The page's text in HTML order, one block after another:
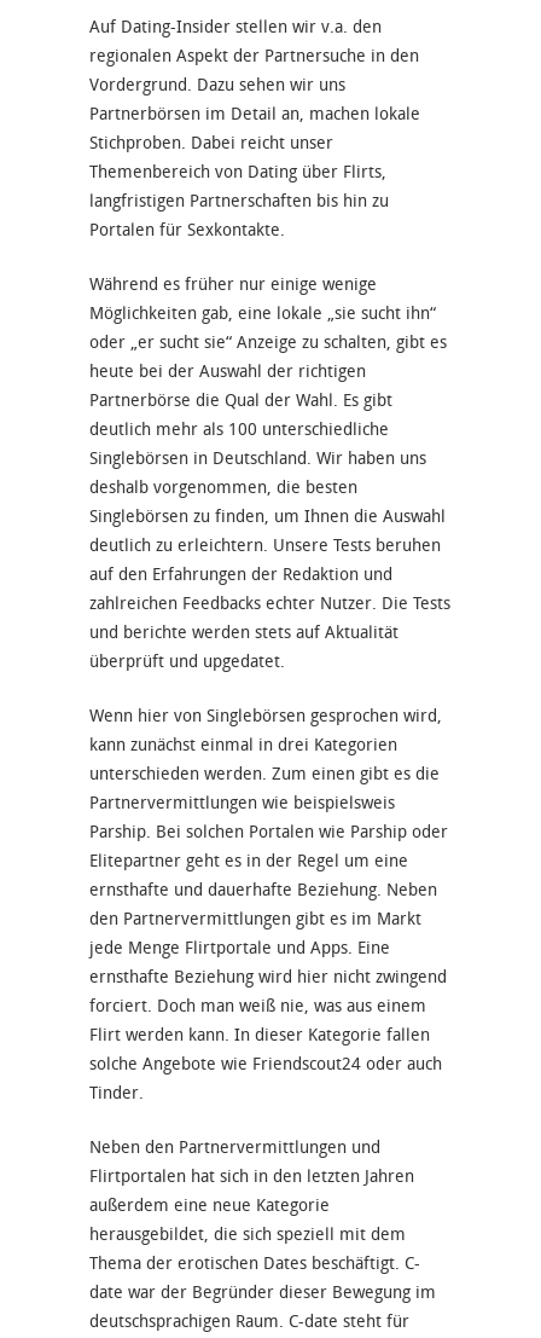
Auf Dating-Insider stellen wir v.a. den
regionalen Aspekt der Partnersuche in den
Vordergrund. Dazu sehen wir uns
Partnerbörsen im Detail an, machen lokale
Stichproben. Dabei reicht unser
Themenbereich von Dating über Flirts,
langfristigen Partnerschaften bis hin zu
Portalen für Sexkontakte.
Während es früher nur einige wenige
Möglichkeiten gab, eine lokale „sie sucht ihn“
oder „er sucht sie“ Anzeige zu schalten, gibt es
heute bei der Auswahl der richtigen
Partnerbörse die Qual der Wahl. Es gibt
deutlich mehr als 100 unterschiedliche
Singlebörsen in Deutschland. Wir haben uns
deshalb vorgenommen, die besten
Singlebörsen zu finden, um Ihnen die Auswahl
deutlich zu erleichtern. Unsere Tests beruhen
auf den Erfahrungen der Redaktion und
zahlreichen Feedbacks echter Nutzer. Die Tests
und berichte werden stets auf Aktualität
überprüft und upgedatet.
Wenn hier von Singlebörsen gesprochen wird,
kann zunächst einmal in drei Kategorien
unterschieden werden. Zum einen gibt es die
Partnervermittlungen wie beispielsweis
Parship. Bei solchen Portalen wie Parship oder
Elitepartner geht es in der Regel um eine
ernsthafte und dauerhafte Beziehung. Neben
den Partnervermittlungen gibt es im Markt
jede Menge Flirtportale und Apps. Eine
ernsthafte Beziehung wird hier nicht zwingend
forciert. Doch man weiß nie, was aus einem
Flirt werden kann. In dieser Kategorie fallen
solche Angebote wie Friendscout24 oder auch
Tinder.
Neben den Partnervermittlungen und
Flirtportalen hat sich in den letzten Jahren
außerdem eine neue Kategorie
herausgebildet, die sich speziell mit dem
Thema der erotischen Dates beschäftigt. C-
date war der Begründer dieser Bewegung im
deutschsprachigen Raum. C-date steht für